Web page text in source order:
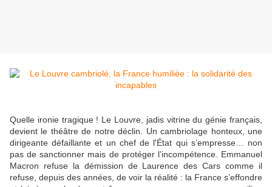
Quelle ironie tragique ! Le Louvre, jadis vitrine du génie français,
devient le théâtre de notre déclin. Un cambriolage honteux, une
dirigeante défaillante et un chef de l'État qui s’empresse… non
pas de sanctionner mais de protéger l’incompétence. Emmanuel
Macron refuse la démission de Laurence des Cars comme il
refuse, depuis des années, de voir la réalité : la France s’effondre